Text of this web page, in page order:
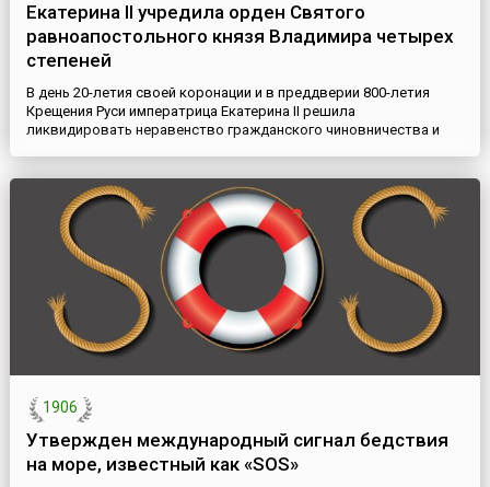
Екатерина II учредила орден Святого
равноапостольного князя Владимира четырех
степеней
В день 20-летия своей коронации и в преддверии 800-летия
Крещения Руси императрица Екатерина II решила
ликвидировать неравенство гражданского чиновничества и
года). В связи с этим, (22 сентября) 3 октября 1782 года она
учредила для отличившихся гражданских чиновников орден
Святого р...
1906
Утвержден международный сигнал бедствия
на море, известный как «SOS»